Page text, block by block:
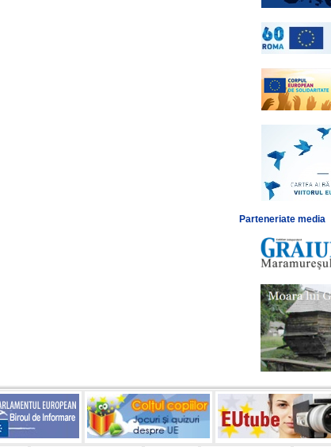
Parteneriate media